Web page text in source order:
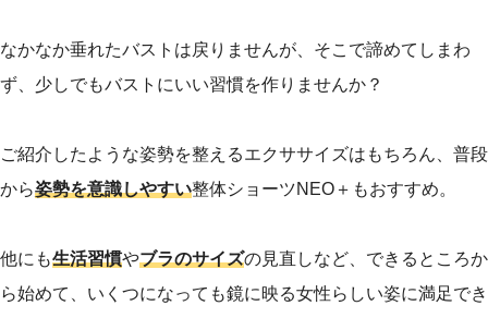
なかなか垂れたバストは戻りませんが、そこで諦めてしまわ
ず、少しでもバストにいい習慣を作りませんか？
ご紹介したような姿勢を整えるエクササイズはもちろん、普段
から姿勢を意識しやすい整体ショーツNEO＋もおすすめ。
他にも生活習慣やブラのサイズの見直しなど、できるところか
ら始めて、いくつになっても鏡に映る女性らしい姿に満足でき